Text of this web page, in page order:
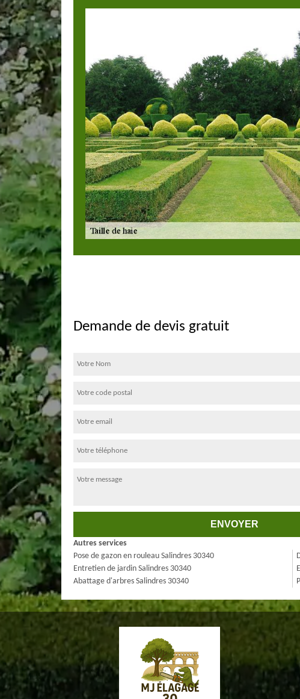
Demande de devis gratuit
Autres services
Pose de gazon en rouleau Salindres 30340
Entretien de jardin Salindres 30340
Abattage d'arbres Salindres 30340